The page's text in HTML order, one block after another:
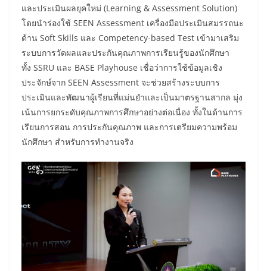
และประเมินผลยุคใหม่ (Learning & Assessment Solution)
โดยนำร่องใช้ SEEN Assessment เครื่องมือประเมินสมรรถนะ
ด้าน Soft Skills และ Competency-based Test เข้ามาเสริม
ระบบการวัดผลและประกันคุณภาพการเรียนรู้ของนักศึกษา
ทั้ง SSRU และ BASE Playhouse เชื่อว่าการใช้ข้อมูลเชิง
ประจักษ์จาก SEEN Assessment จะช่วยสร้างระบบการ
ประเมินและพัฒนาผู้เรียนที่แม่นยำและเป็นมาตรฐานสากล มุ่ง
เน้นการยกระดับคุณภาพการศึกษาอย่างต่อเนื่อง ทั้งในด้านการ
เรียนการสอน การประกันคุณภาพ และการเตรียมความพร้อม
นักศึกษา สำหรับการทำงานจริง